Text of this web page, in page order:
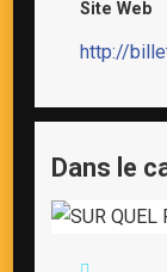
Site Web
http://
Dans le